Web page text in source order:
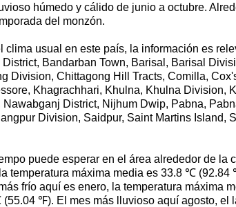
húmedo y cálido de junio a octubre.
del monzón.
clima usual en este país, la información es
Bandarban Town, Barisal, Barisal
Division, Chittagong Hill Tracts, Comilla,
Khagrachhari, Khulna, Khulna Division,
District, Nijhum Dwip, Pabna,
Division, Saidpur, Saint Martins Island,
puede esperar en el área alrededor de la
temperatura máxima media es 33.8 ℃
frío aquí es enero, la temperatura máxima
℉). El mes más lluvioso aquí agosto, el